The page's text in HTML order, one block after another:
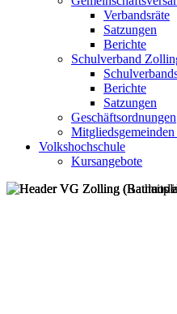
Verbandsräte
Satzungen
Berichte
Schulverband
Berichte
Satzungen
Geschäftsordnungen
Volkshochschule
Kursangebote